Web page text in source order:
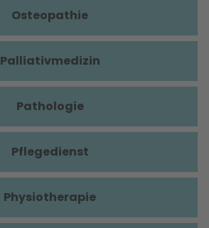
Osteopathie
Palliativmedizin
Pathologie
Pflegedienst
Physiotherapie